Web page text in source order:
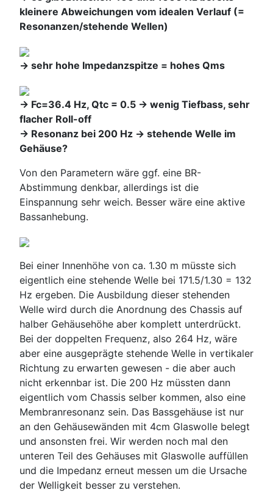
kleinere Abweichungen vom idealen Verlauf (=
Resonanzen/stehende Wellen)
-> sehr hohe Impedanzspitze = hohes Qms
-> Fc=36.4 Hz, Qtc = 0.5 -> wenig Tiefbass, sehr
flacher Roll-off
-> Resonanz bei 200 Hz -> stehende Welle im
Gehäuse?
Von den Parametern wäre ggf. eine BR-
Abstimmung denkbar, allerdings ist die
Einspannung sehr weich. Besser wäre eine aktive
Bassanhebung.
Bei einer Innenhöhe von ca. 1.30 m müsste sich
eigentlich eine stehende Welle bei 171.5/1.30 = 132
Hz ergeben. Die Ausbildung dieser stehenden
Welle wird durch die Anordnung des Chassis auf
halber Gehäusehöhe aber komplett unterdrückt.
Bei der doppelten Frequenz, also 264 Hz, wäre
aber eine ausgeprägte stehende Welle in vertikaler
Richtung zu erwarten gewesen - die aber auch
nicht erkennbar ist. Die 200 Hz müssten dann
eigentlich vom Chassis selber kommen, also eine
Membranresonanz sein. Das Bassgehäuse ist nur
an den Gehäusewänden mit 4cm Glaswolle belegt
und ansonsten frei. Wir werden noch mal den
unteren Teil des Gehäuses mit Glaswolle auffüllen
und die Impedanz erneut messen um die Ursache
der Welligkeit besser zu verstehen.